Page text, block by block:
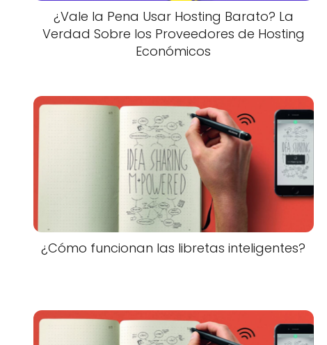
¿Vale la Pena Usar Hosting Barato? La
Verdad Sobre los Proveedores de Hosting
Económicos
¿Cómo funcionan las libretas inteligentes?